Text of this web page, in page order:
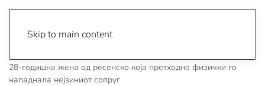
Skip to main content
28-годишна жена од ресенско која претходно физички го
нападнала нејзиниот сопруг